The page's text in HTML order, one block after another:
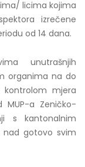
licima kojima
izrečene
od 14 dana.
unutrašnjih
organima na do
mjera
MUP-a Zeničko-
s kantonalnim
nad gotovo svim